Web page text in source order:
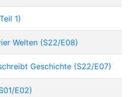
1)
Welten (S22/E08)
Geschichte (S22/E07)
E02)